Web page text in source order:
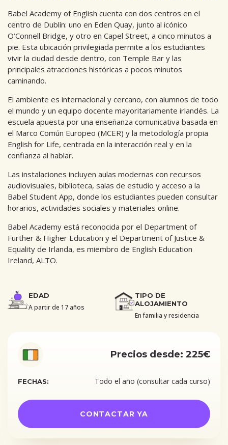
Babel Academy of English cuenta con dos centros en el
centro de Dublín: uno en Eden Quay, junto al icónico
O’Connell Bridge, y otro en Capel Street, a cinco minutos a
pie. Esta ubicación privilegiada permite a los estudiantes
vivir la ciudad desde dentro, con Temple Bar y las
principales atracciones históricas a pocos minutos
caminando.
El ambiente es internacional y cercano, con alumnos de todo
el mundo y un equipo docente mayoritariamente irlandés. La
escuela apuesta por una enseñanza comunicativa basada en
el Marco Común Europeo (MCER) y la metodología propia
English for Life, centrada en la interacción real y en la
confianza al hablar.
Las instalaciones incluyen aulas modernas con recursos
audiovisuales, biblioteca, salas de estudio y acceso a la
Babel Student App, donde los estudiantes pueden consultar
horarios, actividades sociales y materiales online.
Babel Academy está reconocida por el Department of
Further & Higher Education y el Department of Justice &
Equality de Irlanda, es miembro de English Education
Ireland, ALTO.
EDAD
A partir de 17 años
TIPO DE
ALOJAMIENTO
En familia y residencia
Precios desde: 225€
FECHAS: Todo el año (consultar cada curso)
CONTACTAR YA